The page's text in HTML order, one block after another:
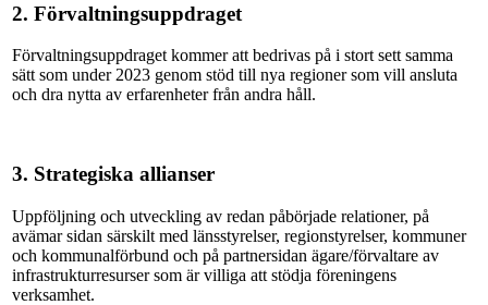
2. Förvaltningsuppdraget
Förvaltningsuppdraget kommer att bedrivas på i stort sett samma
sätt som under 2023 genom stöd till nya regioner som vill ansluta
och dra nytta av erfarenheter från andra håll.
3. Strategiska allianser
Uppföljning och utveckling av redan påbörjade relationer, på
avämar sidan särskilt med länsstyrelser, regionstyrelser, kommuner
och kommunalförbund och på partnersidan ägare/förvaltare av
infrastrukturresurser som är villiga att stödja föreningens
verksamhet.